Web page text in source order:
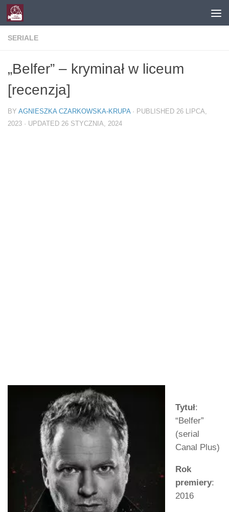
Skip to content
SERIALE
„Belfer” – kryminał w liceum
[recenzja]
BY AGNIESZKA CZARKOWSKA-KRUPA · PUBLISHED 26 LIPCA,
2023 · UPDATED 26 STYCZNIA, 2024
Tytuł:
“Belfer”
(serial
Canal Plus)
Rok
premiery:
2016